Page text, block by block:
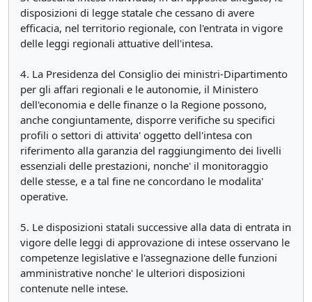
disposizioni di legge statale che cessano di avere
efficacia, nel territorio regionale, con l'entrata in vigore
delle leggi regionali attuative dell'intesa.
4. La Presidenza del Consiglio dei ministri-Dipartimento
per gli affari regionali e le autonomie, il Ministero
dell'economia e delle finanze o la Regione possono,
anche congiuntamente, disporre verifiche su specifici
profili o settori di attivita' oggetto dell'intesa con
riferimento alla garanzia del raggiungimento dei livelli
essenziali delle prestazioni, nonche' il monitoraggio
delle stesse, e a tal fine ne concordano le modalita'
operative.
5. Le disposizioni statali successive alla data di entrata in
vigore delle leggi di approvazione di intese osservano le
competenze legislative e l'assegnazione delle funzioni
amministrative nonche' le ulteriori disposizioni
contenute nelle intese.